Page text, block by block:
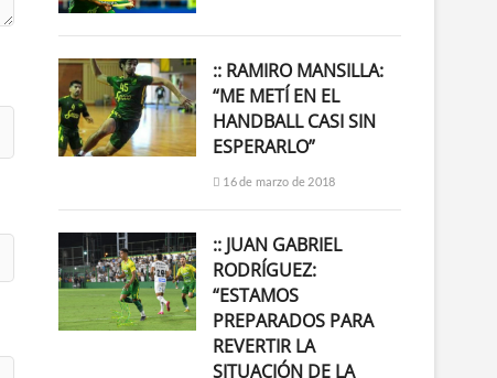
:: RAMIRO MANSILLA:
“ME METÍ EN EL
HANDBALL CASI SIN
ESPERARLO”
16 de marzo de 2018
:: JUAN GABRIEL
RODRÍGUEZ:
“ESTAMOS
PREPARADOS PARA
REVERTIR LA
SITUACIÓN DE LA